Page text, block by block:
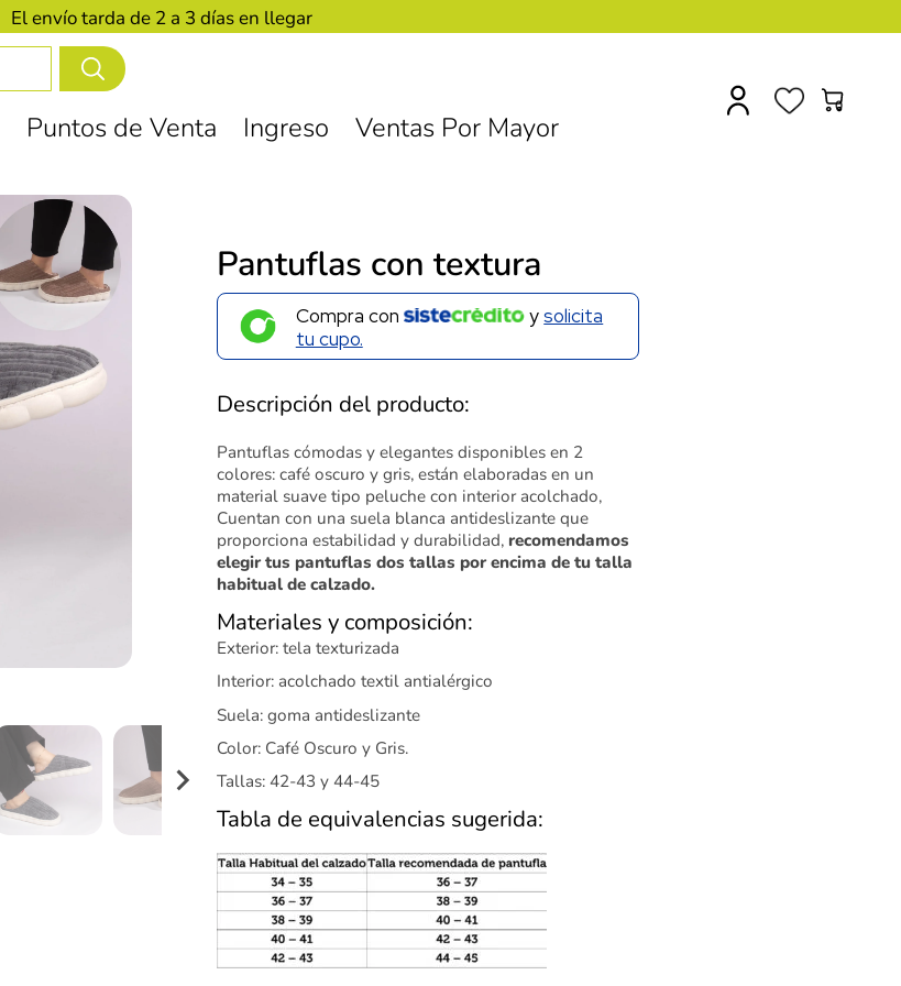
El envío tarda de 2 a 3 días en llegar
Puntos de Venta Ingreso Ventas Por Mayor
0
Pantuflas con textura
Compra con ysolicita
tu cupo.
Descripción del producto:
Pantuflas cómodas y elegantes disponibles en 2
colores: café oscuro y gris, están elaboradas en un
material suave tipo peluche con interior acolchado,
Cuentan con una suela blanca antideslizante que
proporciona estabilidad y durabilidad, recomendamos
elegir tus pantuflas dos tallas por encima de tu talla
habitual de calzado.
Materiales y composición:
Exterior: tela texturizada
Interior: acolchado textil antialérgico
Suela: goma antideslizante
Color: Café Oscuro y Gris.
Tallas: 42-43 y 44-45
Tabla de equivalencias sugerida: